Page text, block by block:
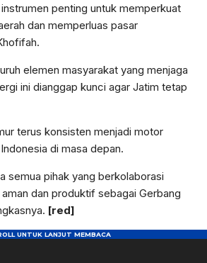
penting untuk memperkuat
dan memperluas pasar
elemen masyarakat yang menjaga
ini dianggap kunci agar Jatim tetap
terus konsisten menjadi motor
di masa depan.
semua pihak yang berkolaborasi
dan produktif sebagai Gerbang
[red]